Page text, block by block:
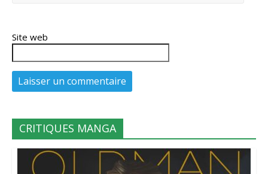
Site web
CRITIQUES MANGA